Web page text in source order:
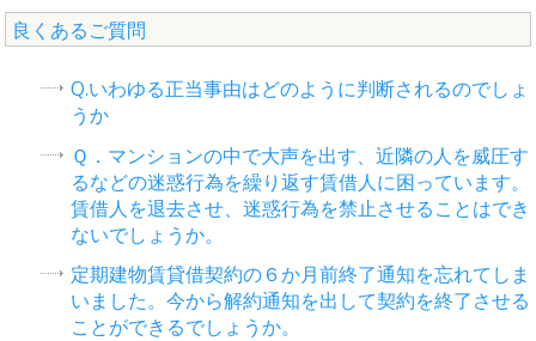
良くあるご質問
Q.いわゆる正当事由はどのように判断されるのでしょ
うか
Ｑ．マンションの中で大声を出す、近隣の人を威圧す
るなどの迷惑行為を繰り返す賃借人に困っています。
賃借人を退去させ、迷惑行為を禁止させることはでき
ないでしょうか。
定期建物賃貸借契約の６か月前終了通知を忘れてしま
いました。今から解約通知を出して契約を終了させる
ことができるでしょうか。